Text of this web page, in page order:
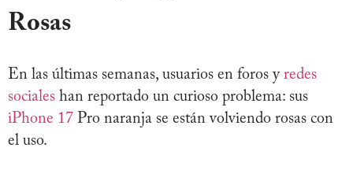
Rosas
En las últimas semanas, usuarios en foros yredes
sociales han reportado un curioso problema: sus
iPhone 17 Pro naranja se están volviendo rosas con
el uso.